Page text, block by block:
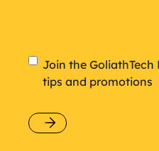
Newsletter
Join the
tips and promotions